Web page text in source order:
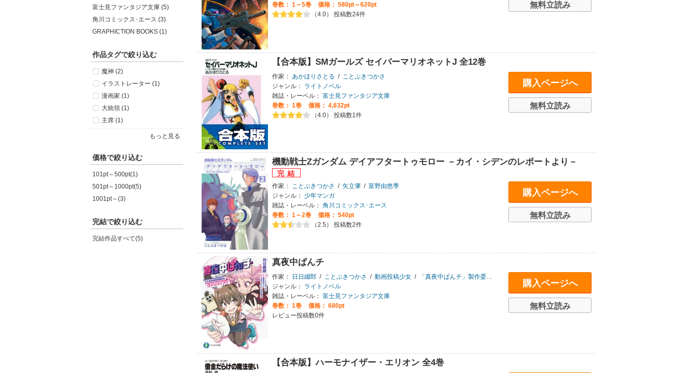
富士見ファンタジア文庫 (5)
角川コミックス･エース (3)
GRAPHICTION BOOKS (1)
作品タグで絞り込む
魔神 (2)
イラストレーター (1)
漫画家 (1)
大統領 (1)
主席 (1)
もっと見る
価格で絞り込む
101pt～500pt(1)
501pt～1000pt(5)
1001pt～(3)
完結で絞り込む
完結作品すべて(5)
巻数： 1～5巻
価格： 580pt～620pt
（4.0） 投稿数24件
無料立読み
【合本版】SMガールズ セイバーマリオネットJ 全12巻
作家： あかほりさとる / ことぶきつかさ
ジャンル：
ライトノベル
雑誌・レーベル： 富士見ファンタジア文庫
巻数： 1巻
価格： 4,632pt
（4.0） 投稿数1件
購入ページへ
無料立読み
機動戦士Zガンダム デイアフタートゥモロー －カイ・シデンのレポートより－
作家： ことぶきつかさ / 矢立肇 / 富野由悠季
ジャンル：
少年マンガ
雑誌・レーベル： 角川コミックス･エース
巻数： 1～2巻
価格： 540pt
（2.5） 投稿数2件
購入ページへ
無料立読み
真夜中ぱんチ
作家： 日日綴郎 / ことぶきつかさ / 動画投稿少女 /
「真夜中ぱんチ」製作委員会
ジャンル：
ライトノベル
雑誌・レーベル： 富士見ファンタジア文庫
巻数： 1巻
価格： 680pt
レビュー投稿数0件
購入ページへ
無料立読み
【合本版】ハーモナイザー・エリオン 全4巻